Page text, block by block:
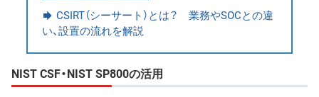
CSIRT（シーサート）とは？ 業務やSOCとの違
い、設置の流れを解説
NIST CSF・NIST SP800の活用